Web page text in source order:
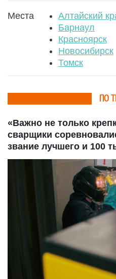
Места
Алтайский
Барнаул
Красноярск
Новосибирск
Томск
ПО
«Важно не только
сварщики
звание лучшего и 100